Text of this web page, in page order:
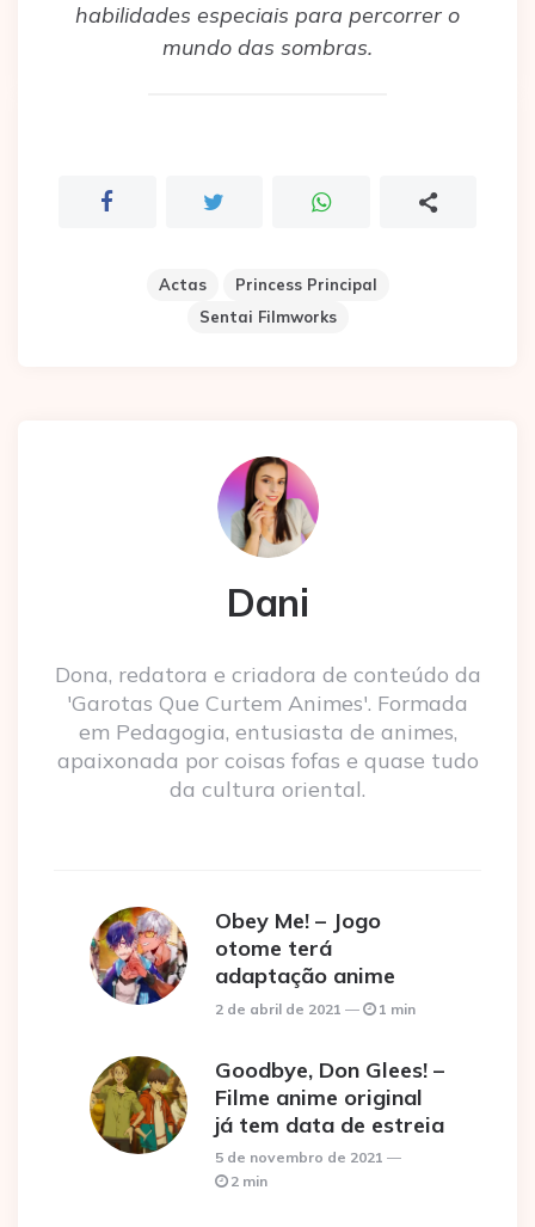
habilidades especiais para percorrer o
mundo das sombras.
Actas
Princess Principal
Sentai Filmworks
Dani
Dona, redatora e criadora de conteúdo da
'Garotas Que Curtem Animes'. Formada
em Pedagogia, entusiasta de animes,
apaixonada por coisas fofas e quase tudo
da cultura oriental.
Obey Me! – Jogo
otome terá
adaptação anime
2 de abril de 2021 1 min
Goodbye, Don Glees! –
Filme anime original
já tem data de estreia
5 de novembro de 2021
2 min